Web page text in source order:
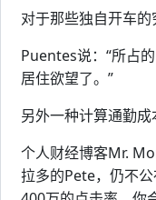
对于那些独自开车的
Puentes说：“所占
居住欲望了。”
另外一种计算通勤成
个人财经博客Mr.
拉多的Pete，仍不